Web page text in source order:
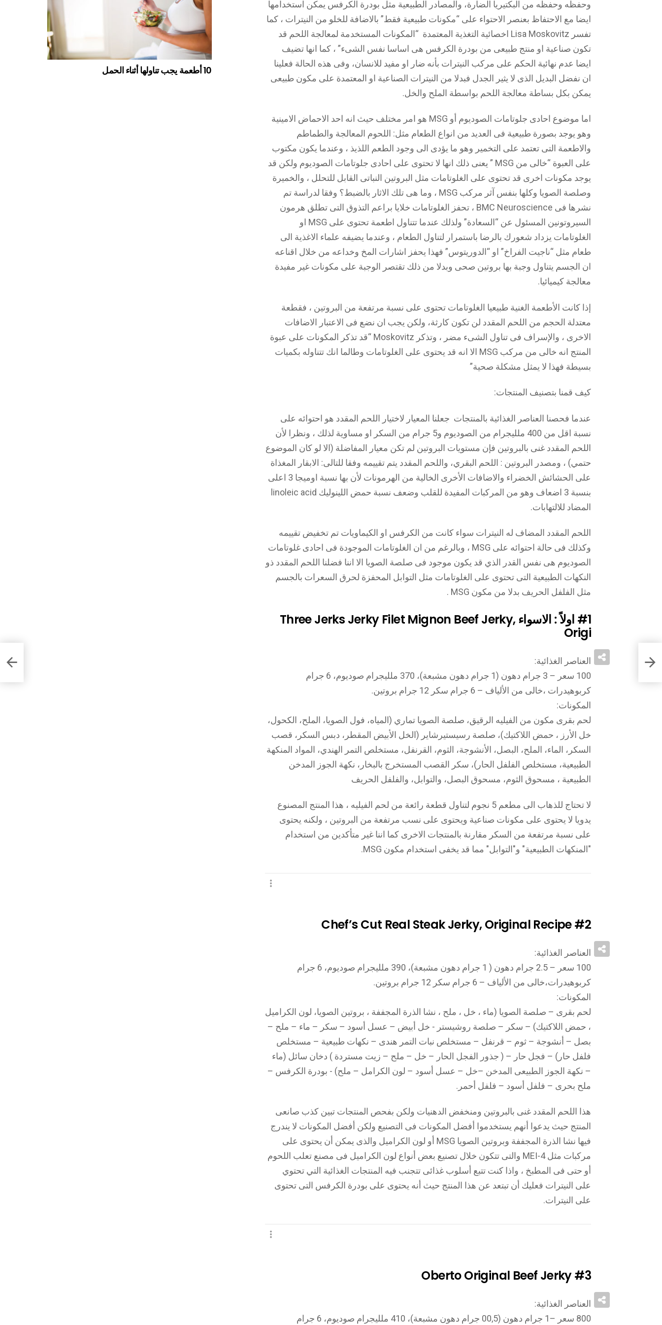
وحفظه وحفظه من البكتيريا الضارة، والمصادر الطبيعية مثل بودرة الكرفس يمكن استخدامها
ايضا مع الاحتفاظ بعنصر الاحتواء على “مكونات طبيعية فقط” بالاضافة للخلو من النيترات ، كما
تفسر Lisa Moskovitz اخصائية التغذية المعتمدة “المكونات المستخدمة لمعالجة اللحم قد
تكون صناعية او منتج طبيعى من بودرة الكرفس هى اساسا نفس الشىء” ، كما انها تضيف
ايضا عدم نهائية الحكم على مركب النيترات بأنه ضار او مفيد للانسان، وفى هذه الحالة فعلينا
ان نفضل البديل الذى لا يثير الجدل فبدلا من النيترات الصناعية او المعتمدة على مكون طبيعى
يمكن بكل بساطة معالجة اللحم بواسطة الملح والخل.
اما موضوع احادى جلوتامات الصوديوم أو MSG هو امر مختلف حيث انه احد الاحماض الامينية
وهو يوجد بصورة طبيعية فى العديد من انواع الطعام مثل: اللحوم المعالجة والطماطم
والاطعمة التى تعتمد على التخمير وهو ما يؤدى الى وجود الطعم اللذيذ ، وعندما يكون مكتوب
على العبوة “خالى من MSG ” يعنى ذلك انها لا تحتوى على احادى جلوتامات الصوديوم ولكن قد
يوجد مكونات اخرى قد تحتوى على الغلوتامات مثل البروتين النباتى القابل للتحلل ، والخميرة
وصلصة الصويا وكلها بنفس آثر مركب MSG ، وما هى تلك الاثار بالضبط؟ وفقا لدراسة تم
نشرها فى BMC Neuroscience ، تحفز الغلوتامات خلايا براعم التذوق التى تطلق هرمون
السيروتونين المسئول عن “السعادة” ولذلك عندما تتناول اطعمة تحتوى على MSG او
الغلوتامات يزداد شعورك بالرضا باستمرار لتناول الطعام ، وعندما يضيفه علماء الاغذية الى
طعام مثل “ناجيت الفراخ” او “الدوريتوس” فهذا يحفز اشارات المخ وخداعه من خلال اقناعه
ان الجسم يتناول وجبة بها بروتين صحى وبدلا من ذلك تقتصر الوجبة على مكونات غير مفيدة
معالجة كيميائيا.
إذا كانت الأطعمة الغنية طبيعيا الغلوتامات تحتوى على نسبة مرتفعة من البروتين ، فقطعة
معتدلة الحجم من اللحم المقدد لن تكون كارثة، ولكن يجب ان نضع فى الاعتبار الاضافات
الاخرى ، والإسراف فى تناول الشىء مضر ، وتذكر Moskovitz “قد تذكر المكونات على عبوة
المنتج انه خالى من مركب MSG الا انه قد يحتوى على الغلوتامات وطالما انك تتناوله بكميات
بسيطة فهذا لا يمثل مشكلة صحية”
كيف قمنا بتصنيف المنتجات:
عندما فحصنا العناصر الغذائية بالمنتجات جعلنا المعيار لاختيار اللحم المقدد هو احتوائه على
نسبة اقل من 400 ملليجرام من الصوديوم و5 جرام من السكر او مساوية لذلك ، ونظرا لأن
اللحم المقدد غنى بالبروتين فإن مستويات البروتين لم تكن معيار المفاضلة (الا لو كان الموضوع
حتمي) ، ومصدر البروتين : اللحم البقري، واللحم المقدد يتم تقييمه وفقا للتالى: الابقار المغذاة
على الحشائش الخضراء والاضافات الأخرى الخالية من الهرمونات لأن بها نسبة اوميجا 3 اعلى
بنسبة 3 اضعاف وهو من المركبات المفيدة للقلب وضعف نسبة حمض اللينوليك linoleic acid
المضاد للالتهابات.
اللحم المقدد المضاف له النيترات سواء كانت من الكرفس او الكيماويات تم تخفيض تقييمه
وكذلك فى حالة احتوائه على MSG ، وبالرغم من ان الغلوتامات الموجودة فى احادى غلوتامات
الصوديوم هى نفس القدر الذي قد يكون موجود فى صلصة الصويا الا اننا فضلنا اللحم المقدد ذو
النكهات الطبيعية التى تحتوى على الغلوتامات مثل التوابل المحفزة لحرق السعرات بالجسم
مثل الفلفل الحريف بدلا من مكون MSG .
#1
اولاً : الاسواء Three Jerks Jerky Filet Mignon Beef Jerky,
Origi
العناصر الغذائية:
100 سعر – 3 جرام دهون (1 جرام دهون مشبعة)، 370 ملليجرام صوديوم، 6 جرام
كربوهيدرات ،خالى من الألياف – 6 جرام سكر 12 جرام بروتين.
المكونات:
لحم بقرى مكون من الفيليه الرقيق، صلصة الصويا تماري (المياه، فول الصويا، الملح، الكحول،
خل الأرز ، حمض اللاكتيك)، صلصة رسيستيرشاير (الخل الأبيض المقطر، دبس السكر، قصب
السكر، الماء، الملح، البصل، الأنشوجة، الثوم، القرنفل، مستخلص التمر الهندي، المواد المنكهة
الطبيعية، مستخلص الفلفل الحار)، سكر القصب المستخرج بالبخار، نكهة الجوز المدخن
الطبيعية ، مسحوق الثوم، مسحوق البصل، والتوابل، والفلفل الحريف
لا تحتاج للذهاب الى مطعم 5 نجوم لتناول قطعة رائعة من لحم الفيليه ، هذا المنتج المصنوع
يدويا لا يحتوى على مكونات صناعية ويحتوى على نسب مرتفعة من البروتين ، ولكنه يحتوى
على نسبة مرتفعة من السكر مقارنة بالمنتجات الاخرى كما اننا غير متأكدين من استخدام
"المنكهات الطبيعية" و"التوابل" مما قد يخفى استخدام مكون MSG.
#2
Chef’s Cut Real Steak Jerky, Original Recipe
العناصر الغذائية:
100 سعر – 2.5 جرام دهون ( 1 جرام دهون مشبعة)، 390 ملليجرام صوديوم، 6 جرام
كربوهيدرات،خالى من الألياف – 6 جرام سكر 12 جرام بروتين.
المكونات:
لحم بقرى – صلصة الصويا (ماء ، خل ، ملح ، نشا الذرة المجففة ، بروتين الصويا، لون الكراميل
، حمض اللاكتيك) – سكر – صلصة روشيستر - خل أبيض – عسل أسود – سكر – ماء – ملح –
بصل – أنشوجة – ثوم – قرنفل – مستخلص نبات التمر هندى – نكهات طبيعية – مستخلص
فلفل حار) – فجل حار – ( جذور الفجل الحار – خل – ملح – زيت مستردة ) دخان سائل (ماء
– نكهة الجوز الطبيعى المدخن –خل – عسل أسود – لون الكرامل – ملح) - بودرة الكرفس –
ملح بحرى – فلفل أسود – فلفل أحمر.
هذا اللحم المقدد غنى بالبروتين ومنخفض الدهنيات ولكن بفحص المنتجات تبين كذب صانعى
المنتج حيث يدعوا أنهم يستخدموا أفضل المكونات فى التصنيع ولكن أفضل المكونات لا يندرج
فيها نشا الذرة المجففة وبروتين الصويا MSG أو لون الكراميل والذى يمكن أن يحتوى على
مركبات مثل 4-MEI والتى تتكون خلال تصنيع بعض أنواع لون الكراميل فى مصنع تعلب اللحوم
أو حتى فى المطبخ ، واذا كنت تتبع أسلوب غذائى تتجنب فيه المنتجات الغذائية التي تحتوي
على النيترات فعليك أن تبتعد عن هذا المنتج حيث أنه يحتوى على بودرة الكرفس التى تحتوى
على النيترات.
#3
Oberto Original Beef Jerky
العناصر الغذائية:
800 سعر –1 جرام دهون (00,5 جرام دهون مشبعة)، 410 ملليجرام صوديوم، 6 جرام
10 أطعمة يجب تناولها أثناء الحمل